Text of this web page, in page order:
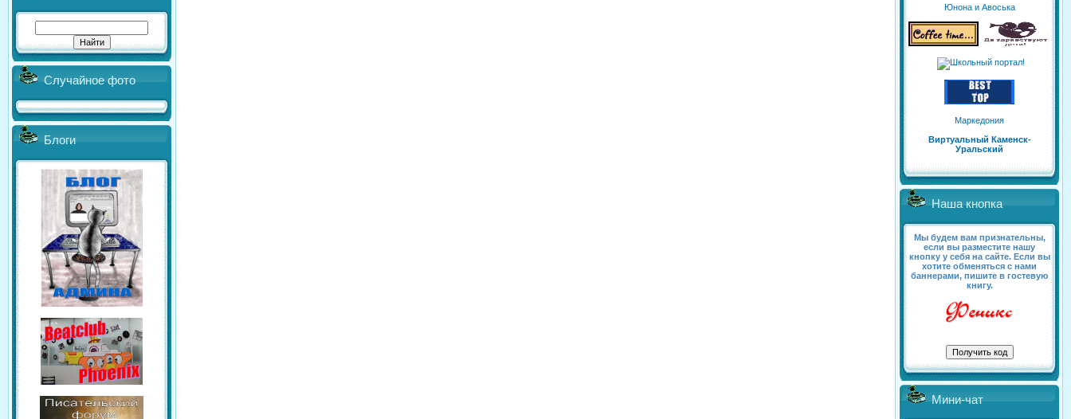
Случайное фото
Блоги
Юнона и Авоська
Маркедония
Виртуальный Каменск-
Уральский
Наша кнопка
Мы будем вам признательны,
если вы разместите нашу
кнопку у себя на сайте. Если вы
хотите обменяться с нами
баннерами, пишите в гостевую
книгу.
Мини-чат